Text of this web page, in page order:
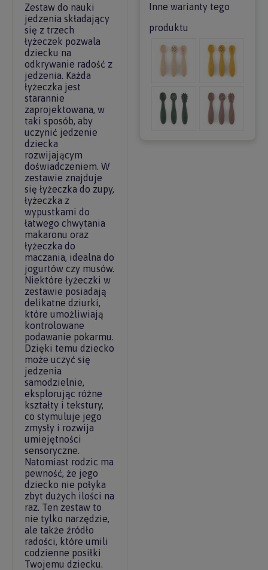
Zestaw do nauki
jedzenia składający
się z trzech
łyżeczek pozwala
dziecku na
odkrywanie radość z
jedzenia. Każda
łyżeczka jest
starannie
zaprojektowana, w
taki sposób, aby
uczynić jedzenie
dziecka
rozwijającym
doświadczeniem. W
zestawie znajduje
się łyżeczka do zupy,
łyżeczka z
wypustkami do
łatwego chwytania
makaronu oraz
łyżeczka do
maczania, idealna do
jogurtów czy musów.
Niektóre łyżeczki w
zestawie posiadają
delikatne dziurki,
które umożliwiają
kontrolowane
podawanie pokarmu.
Dzięki temu dziecko
może uczyć się
jedzenia
samodzielnie,
eksplorując różne
kształty i tekstury,
co stymuluje jego
zmysły i rozwija
umiejętności
sensoryczne.
Natomiast rodzic ma
pewność, że jego
dziecko nie połyka
zbyt dużych ilości na
raz. Ten zestaw to
nie tylko narzędzie,
ale także źródło
radości, które umili
codzienne posiłki
Twojemu dziecku.
Inne warianty tego
produktu